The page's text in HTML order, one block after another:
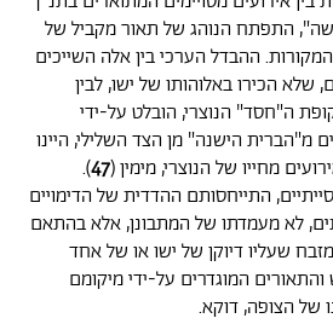
התפתח הנוהג של תאור מקביל של
ההבדל הערכי בין אלה השייכים
שלא הכירו באלוהותו של ישו, לבין
ה"חסד" הנוצרי, הובלט על-ידי
מ"הברית הישנה" מן הצד השלילי, היינו
מחייו של הנוצרי, מימין (47
).
התייחסותם ההדדית של הדימויים
לא מעמדתו של המתבונן, אלא בהתאם
שעליו דיוקן של ישו או של אחד
המוגדרים על-ידי מיקומם
של הצופה, דוקא.